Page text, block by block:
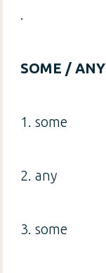
SOME / ANY
1. some
2. any
3. some